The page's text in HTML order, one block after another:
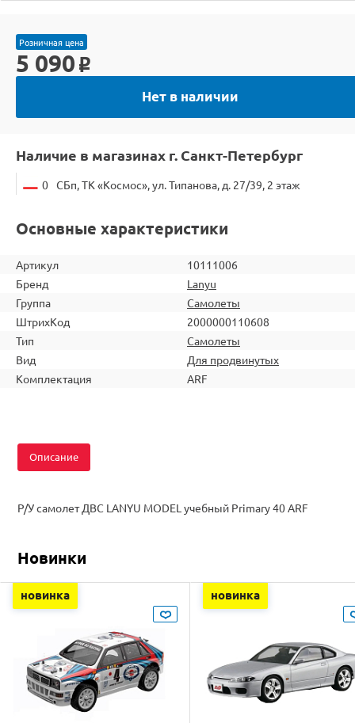
Розничная цена
5 090 o
Нет в наличии
Наличие в магазинах г. Санкт-Петербург
0 СБп, ТК «Космос», ул. Типанова, д. 27/39, 2 этаж
Основные характеристики
Артикул
10111006
Бренд
Lanyu
Группа
Самолеты
ШтрихКод
2000000110608
Тип
Самолеты
Вид
Для продвинутых
Комплектация
ARF
Описание
Р/У самолет ДВС LANYU MODEL учебный Primary 40 ARF
Новинки
новинка новинка